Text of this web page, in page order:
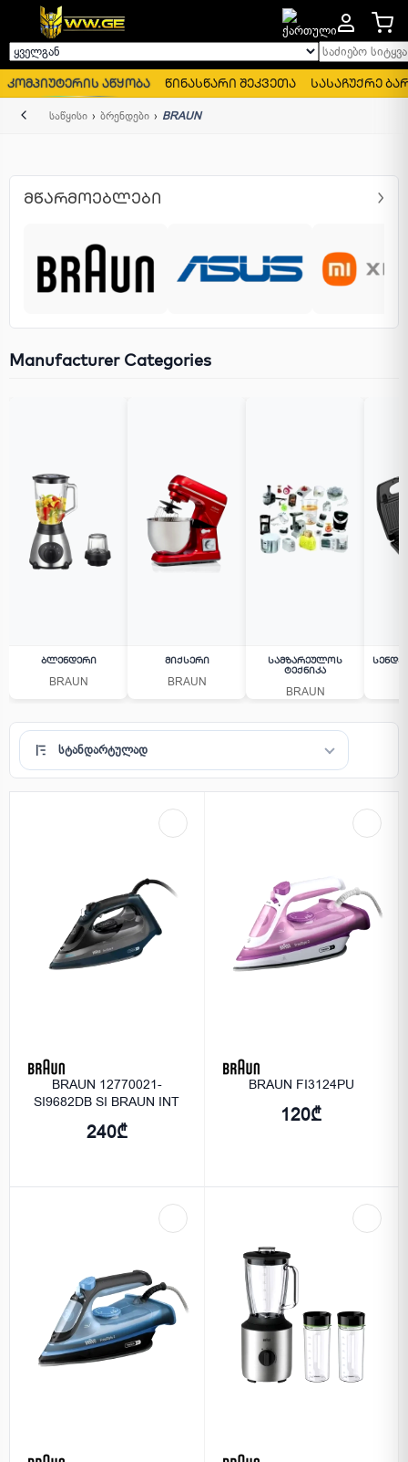
ყველგან საძიებო
კომპიუტერის აწყობა წინასწარი შეკვეთა სასაჩუქრე
უკანსაწყისი ბრენდები BRAUN
ᲛᲬᲐᲠᲛᲝᲔᲑᲚᲔᲑᲘ
Manufacturer Categories
Ბლენდერი
BRAUN
Მიქსერი
BRAUN
Სამზარეულოს
Ტექნიკა
BRAUN
BRAUN 12770021-
SI9682DB SI BRAUN INT
240₾
BRAUN FI3124PU
120₾